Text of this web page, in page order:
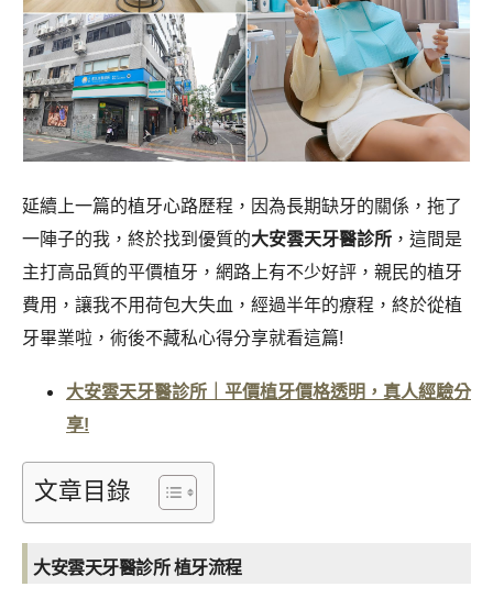
延續上一篇的植牙心路歷程，因為長期缺牙的關係，拖了
一陣子的我，終於找到優質的大安雲天牙醫診所 ，這間是
主打高品質的平價植牙，網路上有不少好評，親民的植牙
費用，讓我不用荷包大失血，經過半年的療程，終於從植
牙畢業啦，術後不藏私心得分享就看這篇!
大安雲天牙醫診所｜平價植牙價格透明，真人經驗分
享!
文章目錄
大安雲天牙醫診所 植牙流程